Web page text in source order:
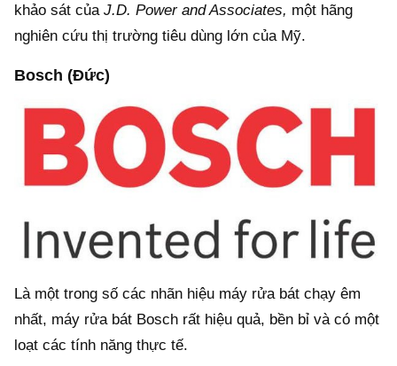
khảo sát củaJ.D. Power and Associates, một hãng
nghiên cứu thị trường tiêu dùng lớn của Mỹ.
Bosch (Đức)
Là một trong số các nhãn hiệu máy rửa bát chạy êm
nhất, máy rửa bát Bosch rất hiệu quả, bền bỉ và có một
loạt các tính năng thực tế.